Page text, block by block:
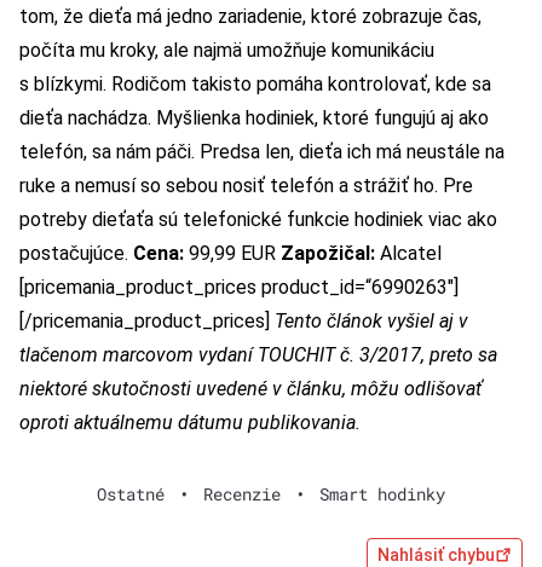
tom, že dieťa má jedno zariadenie, ktoré zobrazuje čas,
počíta mu kroky, ale najmä umožňuje komunikáciu
s blízkymi. Rodičom takisto pomáha kontrolovať, kde sa
dieťa nachádza. Myšlienka hodiniek, ktoré fungujú aj ako
telefón, sa nám páči. Predsa len, dieťa ich má neustále na
ruke a nemusí so sebou nosiť telefón a strážiť ho. Pre
potreby dieťaťa sú telefonické funkcie hodiniek viac ako
postačujúce. Cena: 99,99 EUR Zapožičal: Alcatel
[pricemania_product_prices product_id=“6990263″]
[/pricemania_product_prices] Tento článok vyšiel aj v
tlačenom marcovom vydaní TOUCHIT č. 3/2017, preto sa
niektoré skutočnosti uvedené v článku, môžu odlišovať
oproti aktuálnemu dátumu publikovania.
Ostatné • Recenzie • Smart hodinky
Nahlásiť chybu